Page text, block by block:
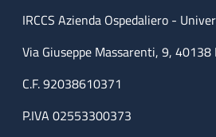
IRCCS Azienda Ospedaliero -
Via Giuseppe Massarenti, 9, 40138
C.F. 92038610371
P.IVA 02553300373